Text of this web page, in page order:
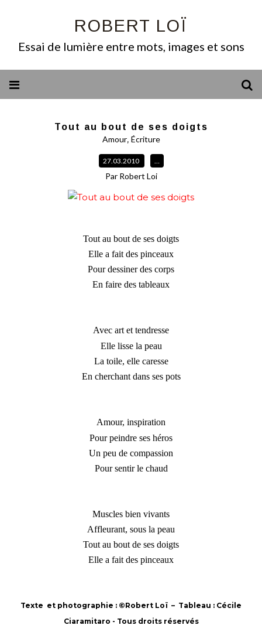
ROBERT LOÏ
Essai de lumière entre mots, images et sons
Tout au bout de ses doigts
Amour, Écriture
27.03.2010 …
Par Robert Loi
Tout au bout de ses doigts
Elle a fait des pinceaux
Pour dessiner des corps
En faire des tableaux
Avec art et tendresse
Elle lisse la peau
La toile, elle caresse
En cherchant dans ses pots
Amour, inspiration
Pour peindre ses héros
Un peu de compassion
Pour sentir le chaud
Muscles bien vivants
Affleurant, sous la peau
Tout au bout de ses doigts
Elle a fait des pinceaux
Texte et photographie : ©Robert Loï – Tableau : Cécile
Ciaramitaro - Tous droits réservés